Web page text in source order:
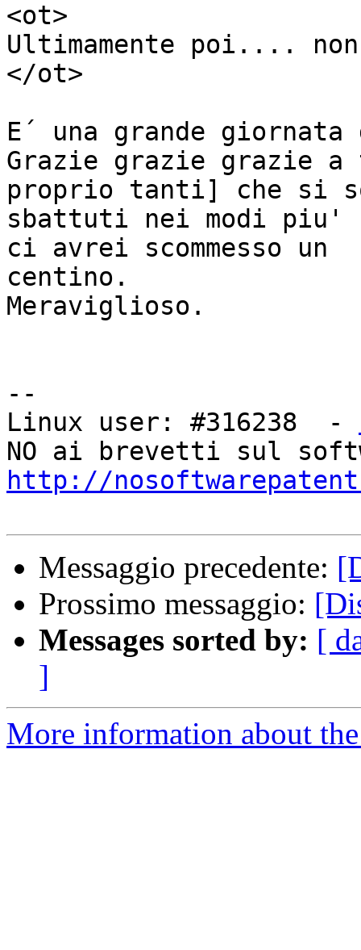
<ot>
Ultimamente poi....
</ot>
E´ una grande giornata
Grazie grazie grazie
proprio tanti] che si
sbattuti nei modi piu'
ci avrei scommesso un
centino.
Meraviglioso.
--
Linux user: #316238  -
http://
Messaggio precedente:
Prossimo messaggio:
Messages sorted by: [
]
More information about